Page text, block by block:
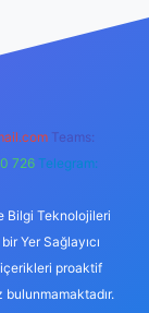
yeni giriş
Teams:
726 Telegram:
Bilgi Teknolojileri
Yer Sağlayıcı
proaktif